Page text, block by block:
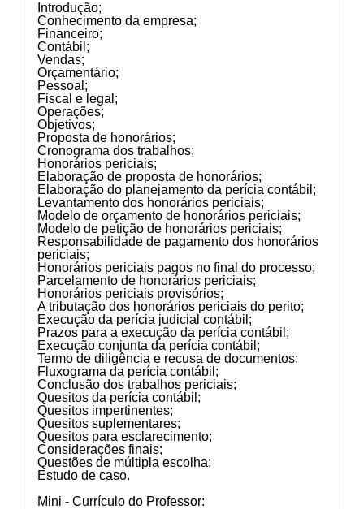
Introdução;
Conhecimento da empresa;
Financeiro;
Contábil;
Vendas;
Orçamentário;
Pessoal;
Fiscal e legal;
Operações;
Objetivos;
Proposta de honorários;
Cronograma dos trabalhos;
Honorários periciais;
Elaboração de proposta de honorários;
Elaboração do planejamento da perícia contábil;
Levantamento dos honorários periciais;
Modelo de orçamento de honorários periciais;
Modelo de petição de honorários periciais;
Responsabilidade de pagamento dos honorários
periciais;
Honorários periciais pagos no final do processo;
Parcelamento de honorários periciais;
Honorários periciais provisórios;
A tributação dos honorários periciais do perito;
Execução da perícia judicial contábil;
Prazos para a execução da perícia contábil;
Execução conjunta da perícia contábil;
Termo de diligência e recusa de documentos;
Fluxograma da perícia contábil;
Conclusão dos trabalhos periciais;
Quesitos da perícia contábil;
Quesitos impertinentes;
Quesitos suplementares;
Quesitos para esclarecimento;
Considerações finais;
Questões de múltipla escolha;
Estudo de caso.
Mini - Currículo do Professor: